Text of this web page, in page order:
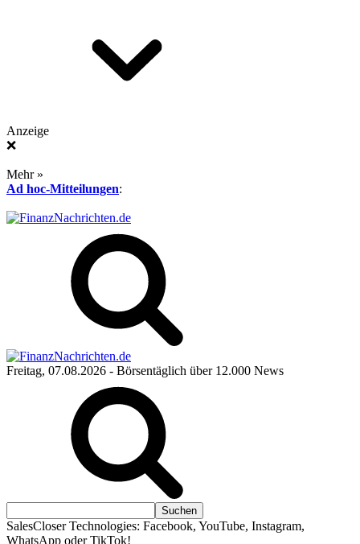
Anzeige
❌
Mehr »
Ad hoc-Mitteilungen:
Freitag, 07.08.2026 - Börsentäglich über 12.000 News
SalesCloser Technologies: Facebook, YouTube, Instagram,
WhatsApp oder TikTok!